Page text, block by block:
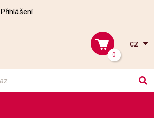
Přihlášení
0
cz